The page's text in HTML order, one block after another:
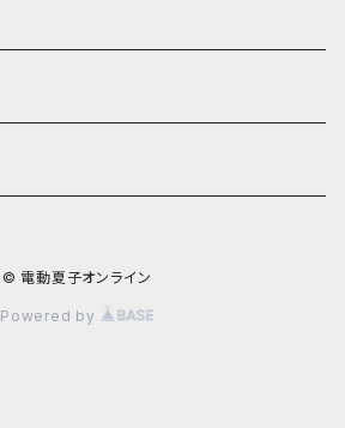
© 電動夏子オンライン
Powered by